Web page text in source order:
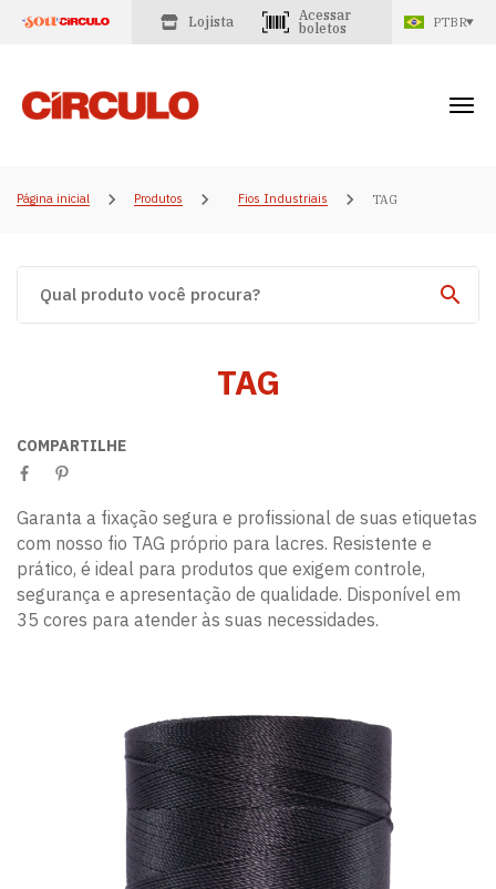
Lojista
Acessar
boletos
PTBR
Página inicial Produtos Fios Industriais TAG
TAG
COMPARTILHE
Garanta a fixação segura e profissional de suas etiquetas
com nosso fio TAG próprio para lacres. Resistente e
prático, é ideal para produtos que exigem controle,
segurança e apresentação de qualidade. Disponível em
35 cores para atender às suas necessidades.